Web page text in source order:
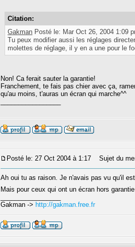
Citation:
Gakman Posté le: Mar Oct 26, 2004 1:09
Tu peux modifier aussi les réglages
molettes de réglage, il y en a une pour le
Non! Ca ferait sauter la garantie!
Franchement, te fais pas chier avec ça,
qu'au moins, t'auras un écran qui marche^^
Posté le: 27 Oct 2004 à 1:17 Sujet du
Ah oui tu as raison. Je n'avais pas vu qu'il
Mais pour ceux qui ont un écran hors
Gakman -> http://gakman.free.fr